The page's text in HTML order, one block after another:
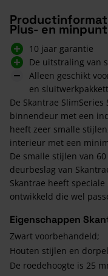
Plus- en
10 jaar garantie
De uitstraling van
Alleen geschikt
en
De Skantrae SlimSeries
binnendeur met een
heeft zeer smalle
interieur met een
De smalle stijlen van
deurbeslag van
Skantrae heeft speciale
ontwikkeld die wel
Eigenschappen
Zwart voorbehandeld;
Houten stijlen en
De roedehoogte is 25